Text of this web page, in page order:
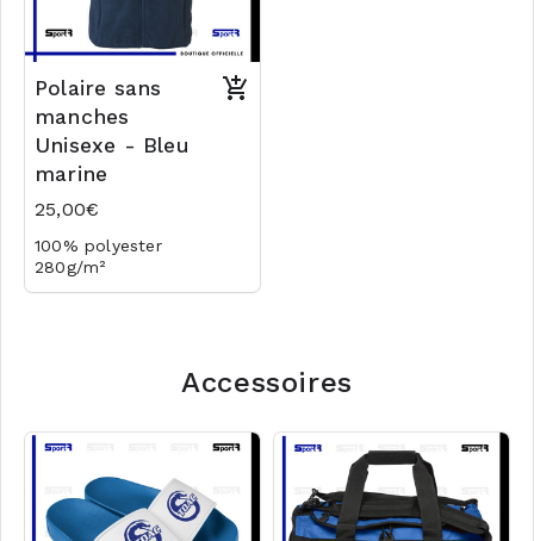
Polaire sans
manches
Unisexe - Bleu
marine
25,00€
100% polyester
280g/m²
Logo coeur
Accessoires